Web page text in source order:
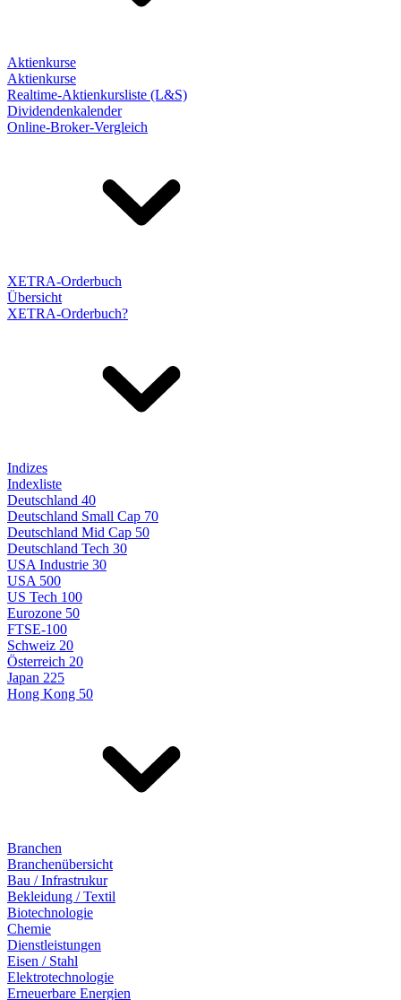
Aktienkurse
Aktienkurse
Realtime-Aktienkursliste (L&S)
Dividendenkalender
Online-Broker-Vergleich
XETRA-Orderbuch
Übersicht
XETRA-Orderbuch?
Indizes
Indexliste
Deutschland 40
Deutschland Small Cap 70
Deutschland Mid Cap 50
Deutschland Tech 30
USA Industrie 30
USA 500
US Tech 100
Eurozone 50
FTSE-100
Schweiz 20
Österreich 20
Japan 225
Hong Kong 50
Branchen
Branchenübersicht
Bau / Infrastrukur
Bekleidung / Textil
Biotechnologie
Chemie
Dienstleistungen
Eisen / Stahl
Elektrotechnologie
Erneuerbare Energien